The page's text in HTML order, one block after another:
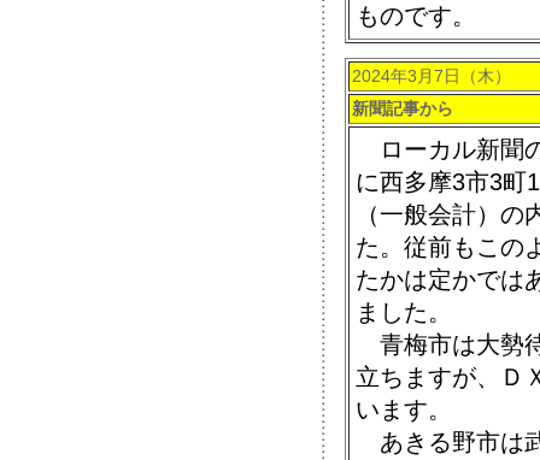
ものです。
2024年3月7日（木）
新聞記事から
ローカル新聞
に西多摩3市3町
（一般会計）
た。従前もこの
たかは定かでは
ました。
青梅市は大勢
立ちますが、Ｄ
います。
あきる野市は